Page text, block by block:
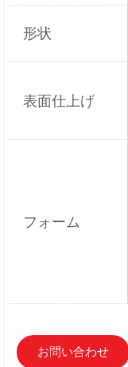
形状
表面仕上げ
フォーム
お問い合わせ